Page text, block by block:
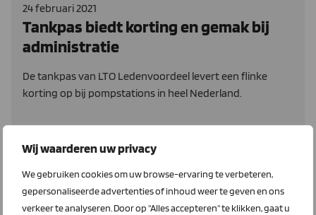
Wij waarderen uw privacy
We gebruiken cookies om uw browse-ervaring te verbeteren,
gepersonaliseerde advertenties of inhoud weer te geven en ons
verkeer te analyseren. Door op "Alles accepteren" te klikken, gaat u
24 februari 2021
Tankpas biedt korting en gemak bij
administratie
De tankpas van LTO Ledenvoordeel levert een flinke
korting op bij pompstations in heel Nederland.
VBW